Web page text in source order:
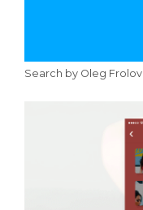
Search by Oleg Frolov